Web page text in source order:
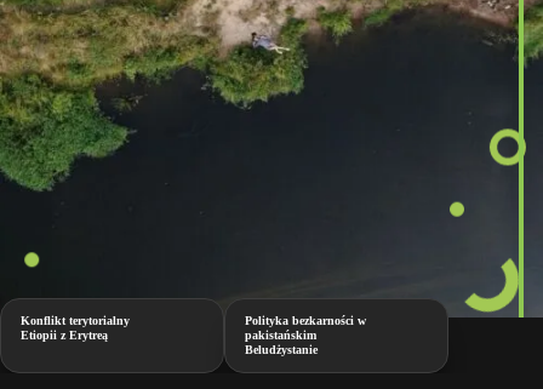
Konflikt terytorialny
Etiopii z Erytreą
Polityka bezkarności w
pakistańskim
Beludżystanie